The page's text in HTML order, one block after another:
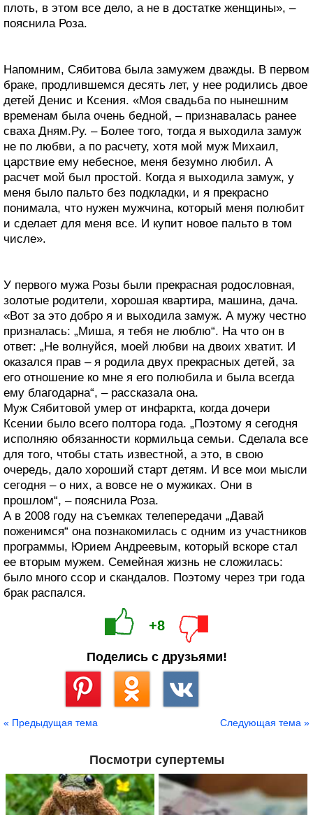
плоть, в этом все дело, а не в достатке женщины», –
пояснила Роза.
Напомним, Сябитова была замужем дважды. В первом
браке, продлившемся десять лет, у нее родились двое
детей Денис и Ксения. «Моя свадьба по нынешним
временам была очень бедной, – признавалась ранее
сваха Дням.Ру. – Более того, тогда я выходила замуж
не по любви, а по расчету, хотя мой муж Михаил,
царствие ему небесное, меня безумно любил. А
расчет мой был простой. Когда я выходила замуж, у
меня было пальто без подкладки, и я прекрасно
понимала, что нужен мужчина, который меня полюбит
и сделает для меня все. И купит новое пальто в том
числе».
У первого мужа Розы были прекрасная родословная,
золотые родители, хорошая квартира, машина, дача.
«Вот за это добро я и выходила замуж. А мужу честно
призналась: „Миша, я тебя не люблю“. На что он в
ответ: „Не волнуйся, моей любви на двоих хватит. И
оказался прав – я родила двух прекрасных детей, за
его отношение ко мне я его полюбила и была всегда
ему благодарна“, – рассказала она.
Муж Сябитовой умер от инфаркта, когда дочери
Ксении было всего полтора года. „Поэтому я сегодня
исполняю обязанности кормильца семьи. Сделала все
для того, чтобы стать известной, а это, в свою
очередь, дало хороший старт детям. И все мои мысли
сегодня – о них, а вовсе не о мужиках. Они в
прошлом“, – пояснила Роза.
А в 2008 году на съемках телепередачи „Давай
поженимся“ она познакомилась с одним из участников
программы, Юрием Андреевым, который вскоре стал
ее вторым мужем. Семейная жизнь не сложилась:
было много ссор и скандалов. Поэтому через три года
брак распался.
+8
Поделись с друзьями!
« Предыдущая тема Следующая тема »
Посмотри супертемы